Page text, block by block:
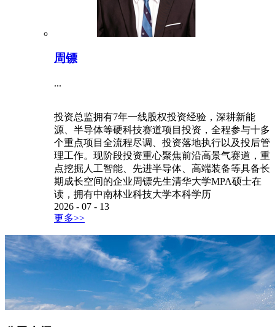
周镖
...
投资总监拥有7年一线股权投资经验，深耕新能
源、半导体等硬科技赛道项目投资，全程参与十多
个重点项目全流程尽调、投资落地执行以及投后管
理工作。现阶段投资重心聚焦前沿高景气赛道，重
点挖掘人工智能、先进半导体、高端装备等具备长
期成长空间的企业周镖先生清华大学MPA硕士在
读，拥有中南林业科技大学本科学历
2026 - 07 - 13
更多>>